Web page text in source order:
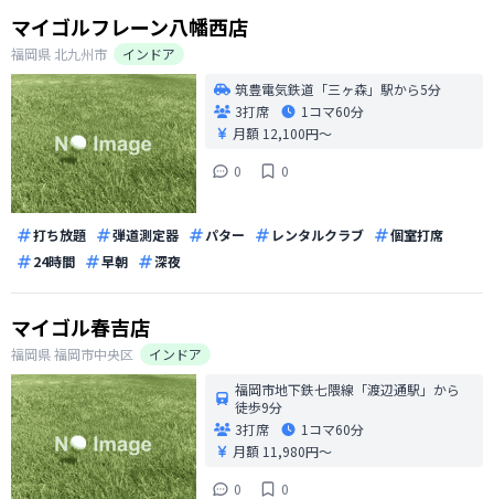
マイゴルフレーン八幡西店
福岡県 北九州市
インドア
筑豊電気鉄道「三ヶ森」駅から5分
3打席
1コマ60分
月額 12,100円〜
0
0
打ち放題 弾道測定器 パター レンタルクラブ
個室打席
24時間
早朝 深夜
マイゴル春吉店
福岡県福岡市中央区
インドア
福岡市地下鉄七隈線「渡辺通駅」から
徒歩9分
3打席
1コマ60分
月額 11,980円〜
0
0